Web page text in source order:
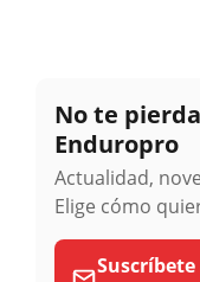
No te
Enduropro
Actualidad,
Elige cómo